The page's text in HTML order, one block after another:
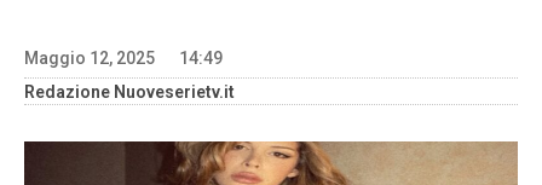
Maggio 12, 2025
14:49
Redazione Nuoveserietv.it